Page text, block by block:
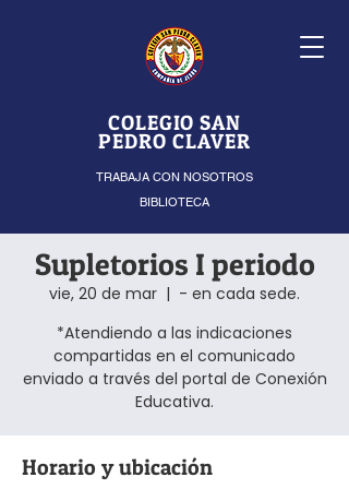
COLEGIO SAN
PEDRO CLAVER
TRABAJA CON NOSOTROS
BIBLIOTECA
Supletorios I periodo
vie, 20 de mar
  |
- en cada sede.
*Atendiendo a las indicaciones
compartidas en el comunicado
enviado a través del portal de Conexión
Horario y ubicación